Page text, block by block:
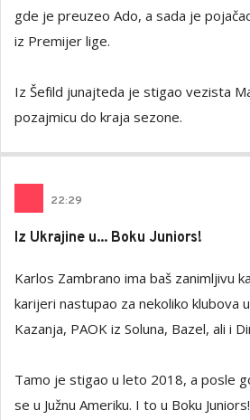
gde je preuzeo Ado, a sada je
iz Premijer lige.
Iz Šefild junajteda je stigao vezista
pozajmicu do kraja sezone.
22:29
Iz Ukrajine u... Boku Juniors!
Karlos Zambrano ima baš zanimljivu
karijeri nastupao za nekoliko klubova
Kazanja, PAOK iz Soluna, Bazel, ali i
Tamo je stigao u leto 2018, a posle
se u Južnu Ameriku. I to u Boku Juniors!